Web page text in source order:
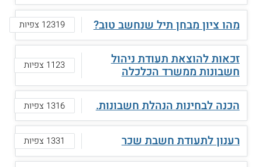
מהו ציון מבחן תיל שנחשב טוב? 12319 צפיות
זכאות להוצאת תעודת ניהול
חשבונות ממשרד הכלכלה 1123 צפיות
הכנה לבחינות הנהלת חשבונות. 1316 צפיות
רענון לתעודת חשבת שכר 1331 צפיות